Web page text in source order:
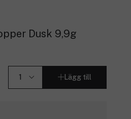
Dusk 9,9g
Lägg till